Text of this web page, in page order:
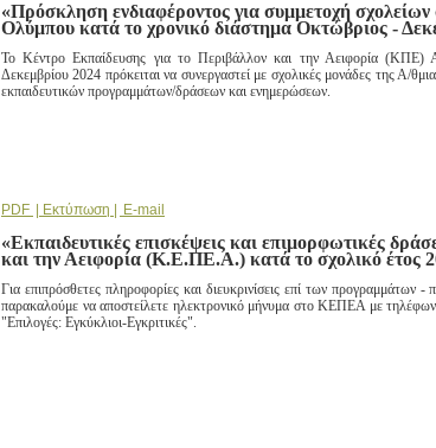
«Πρόσκληση ενδιαφέροντος για συμμετοχή
Ολύμπου κατά το χρονικό διάστημα Οκτώβριος -
Το Κέντρο Εκπαίδευσης για το Περιβάλλον και την Αειφορία (ΚΠΕ)
Δεκεμβρίου 2024 πρόκειται να συνεργαστεί με σχολικές μονάδες της Α/
εκπαιδευτικών προγραμμάτων/δράσεων και ενημερώσεων.
PDF | Εκτύπωση | E-mail
«Εκπαιδευτικές επισκέψεις και επιμορφωτικές
και την Αειφορία (Κ.Ε.ΠΕ.Α.) κατά το σχολικό έτος
Για επιπρόσθετες πληροφορίες και διευκρινίσεις επί των
παρακαλούμε να αποστείλετε ηλεκτρονικό μήνυμα στο ΚΕΠΕΑ με τηλέφωνο
"Επιλογές: Εγκύκλιοι-Εγκριτικές".